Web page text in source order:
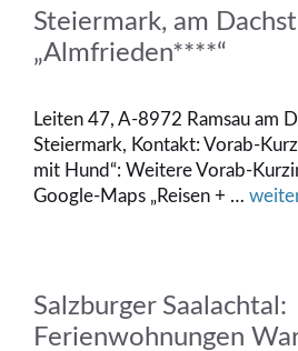
Steiermark, am
„Almfrieden****“
Leiten 47, A-8972 Ramsau am
Steiermark, Kontakt: Vorab-
mit Hund“: Weitere Vorab-
Google-Maps „Reisen + …
Salzburger Saalachtal:
Ferienwohnungen